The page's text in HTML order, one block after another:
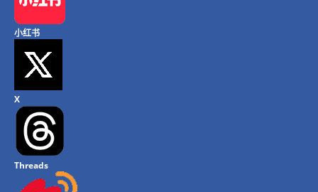
小红书
X
Threads